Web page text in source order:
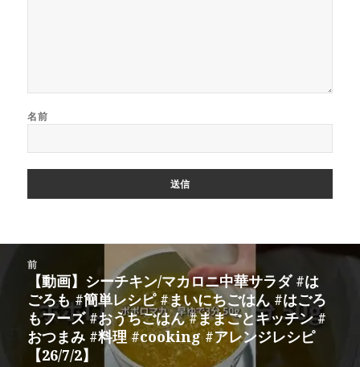
名前
前
前
の
投
稿:
【動画】シーチキン/マカロニ中華サラダ #は
ごろも #簡単レシピ #まいにちごはん #はごろ
もフーズ #おうちごはん #ままごとキッチン #
おつまみ #料理 #cooking #アレンジレシピ
【26/7/2】